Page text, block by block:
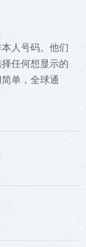
人号码。他们
任何想显示的
单，全球通